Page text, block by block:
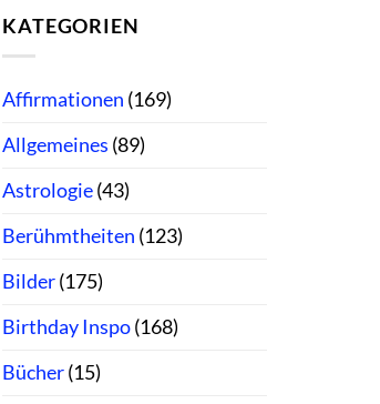
KATEGORIEN
Affirmationen (169)
Allgemeines (89)
Astrologie(43)
Berühmtheiten (123)
Bilder(175)
Birthday Inspo(168)
Bücher(15)